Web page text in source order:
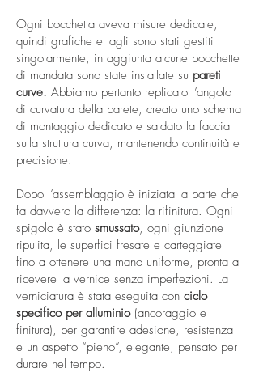
Ogni bocchetta aveva misure dedicate,
quindi grafiche e tagli sono stati gestiti
singolarmente, in aggiunta alcune bocchette
di mandata sono state installate su pareti
curve. Abbiamo pertanto replicato l’angolo
di curvatura della parete, creato uno schema
di montaggio dedicato e saldato la faccia
sulla struttura curva, mantenendo continuità e
precisione.
Dopo l’assemblaggio è iniziata la parte che
fa davvero la differenza: la rifinitura. Ogni
spigolo è stato smussato, ogni giunzione
ripulita, le superfici fresate e carteggiate
fino a ottenere una mano uniforme, pronta a
ricevere la vernice senza imperfezioni. La
verniciatura è stata eseguita con ciclo
specifico per alluminio(ancoraggio e
finitura), per garantire adesione, resistenza
e un aspetto “pieno”, elegante, pensato per
durare nel tempo.